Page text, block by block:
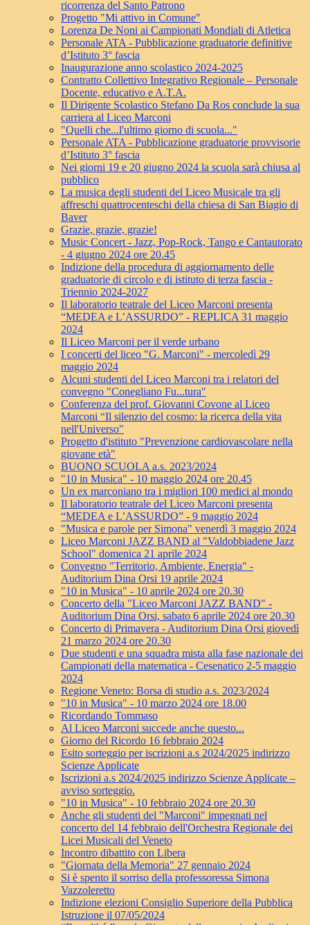
ricorrenza del Santo Patrono
Progetto "Mi attivo in Comune"
Lorenza De Noni ai Campionati Mondiali di Atletica
Personale ATA - Pubblicazione graduatorie definitive
d’Istituto 3° fascia
Inaugurazione anno scolastico 2024-2025
Contratto Collettivo Integrativo Regionale – Personale
Docente, educativo e A.T.A.
Il Dirigente Scolastico Stefano Da Ros conclude la sua
carriera al Liceo Marconi
"Quelli che...l'ultimo giorno di scuola..."
Personale ATA - Pubblicazione graduatorie provvisorie
d’Istituto 3° fascia
Nei giorni 19 e 20 giugno 2024 la scuola sarà chiusa al
pubblico
La musica degli studenti del Liceo Musicale tra gli
affreschi quattrocenteschi della chiesa di San Biagio di
Baver
Grazie, grazie, grazie!
Music Concert - Jazz, Pop-Rock, Tango e Cantautorato
- 4 giugno 2024 ore 20.45
Indizione della procedura di aggiornamento delle
graduatorie di circolo e di istituto di terza fascia -
Triennio 2024-2027
Il laboratorio teatrale del Liceo Marconi presenta
“MEDEA e L’ASSURDO” - REPLICA 31 maggio
2024
Il Liceo Marconi per il verde urbano
I concerti del liceo "G. Marconi" - mercoledì 29
maggio 2024
Alcuni studenti del Liceo Marconi tra i relatori del
convegno "Conegliano Fu...tura"
Conferenza del prof. Giovanni Covone al Liceo
Marconi “Il silenzio del cosmo: la ricerca della vita
nell'Universo"
Progetto d'istituto "Prevenzione cardiovascolare nella
giovane età"
BUONO SCUOLA a.s. 2023/2024
"10 in Musica" - 10 maggio 2024 ore 20.45
Un ex marconiano tra i migliori 100 medici al mondo
Il laboratorio teatrale del Liceo Marconi presenta
“MEDEA e L’ASSURDO” - 9 maggio 2024
"Musica e parole per Simona" venerdì 3 maggio 2024
Liceo Marconi JAZZ BAND al "Valdobbiadene Jazz
School" domenica 21 aprile 2024
Convegno "Territorio, Ambiente, Energia" -
Auditorium Dina Orsi 19 aprile 2024
"10 in Musica" - 10 aprile 2024 ore 20.30
Concerto della "Liceo Marconi JAZZ BAND" -
Auditorium Dina Orsi, sabato 6 aprile 2024 ore 20.30
Concerto di Primavera - Auditorium Dina Orsi giovedì
21 marzo 2024 ore 20.30
Due studenti e una squadra mista alla fase nazionale dei
Campionati della matematica - Cesenatico 2-5 maggio
2024
Regione Veneto: Borsa di studio a.s. 2023/2024
"10 in Musica" - 10 marzo 2024 ore 18.00
Ricordando Tommaso
Al Liceo Marconi succede anche questo...
Giorno del Ricordo 16 febbraio 2024
Esito sorteggio per iscrizioni a.s 2024/2025 indirizzo
Scienze Applicate
Iscrizioni a.s 2024/2025 indirizzo Scienze Applicate –
avviso sorteggio.
"10 in Musica" - 10 febbraio 2024 ore 20.30
Anche gli studenti del "Marconi" impegnati nel
concerto del 14 febbraio dell'Orchestra Regionale dei
Licei Musicali del Veneto
Incontro dibattito con Libera
"Giornata della Memoria" 27 gennaio 2024
Si è spento il sorriso della professoressa Simona
Vazzoleretto
Indizione elezioni Consiglio Superiore della Pubblica
Istruzione il 07/05/2024